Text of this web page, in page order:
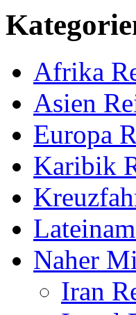
Afrika
Asien
Europa
Karibik
Naher
Iran